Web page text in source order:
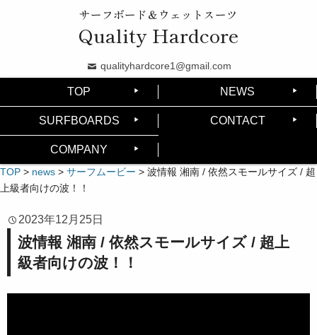
サーフボード＆ウェットスーツ
Quality Hardcore
qualityhardcore1@gmail.com
TOP NEWS
SURFBOARDS CONTACT
COMPANY
TOP > news > サーフムービー > 波情報 湘南 / 依然スモールサイズ / 超
上級者向けの波！！
2023年12月25日
波情報 湘南 / 依然スモールサイズ / 超上
級者向けの波！！